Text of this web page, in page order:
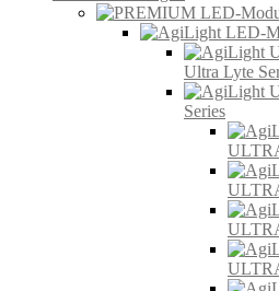
Ultra Lyte
Series